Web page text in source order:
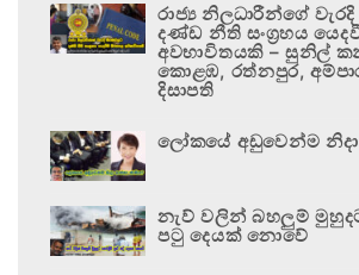
රාජ්‍ය නිලධාරීන්ගේ
දණ්ඩ නීති සංග්‍රහය
අවභාවිතයකි – සුනිල්
කොළඹ, රත්නපුර,
දිසාපති
ලෝකයේ අඩුවෙන්ම නිදා
නැව් වලින් බහලුම්
පටු දෙයක් නොවේ